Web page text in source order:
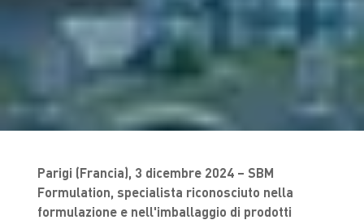
Parigi (Francia), 3 dicembre 2024 – SBM
Formulation, specialista riconosciuto nella
formulazione e nell'imballaggio di prodotti